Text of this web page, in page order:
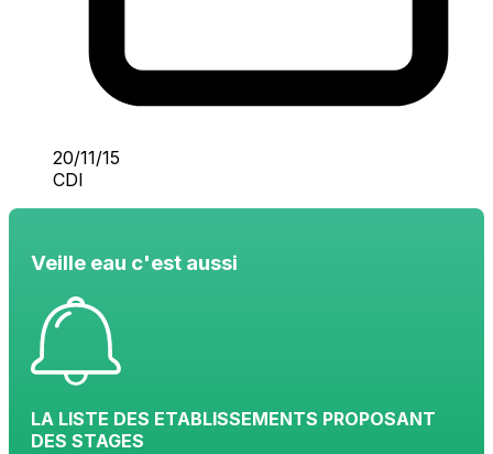
20/11/15
CDI
Veille eau c'est aussi
LA LISTE DES ETABLISSEMENTS PROPOSANT
DES STAGES